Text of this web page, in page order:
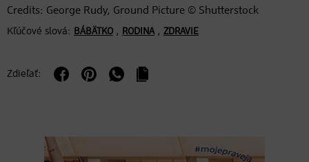
Credits: George Rudy, Ground Picture © Shutterstock
Kľúčové slová: BÁBÄTKO , RODINA, ZDRAVIE
Zdieľať: